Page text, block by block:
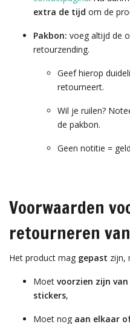
extra de tijd om de
Pakbon: voeg altijd de
retourzending.
Geef hierop
retourneert.
Wil je ruilen?
de pakbon.
Geen notitie =
Voorwaarden
retourneren
Het product mag gepast zijn,
Moet voorzien zijn
stickers,
Moet nog aan elkaar